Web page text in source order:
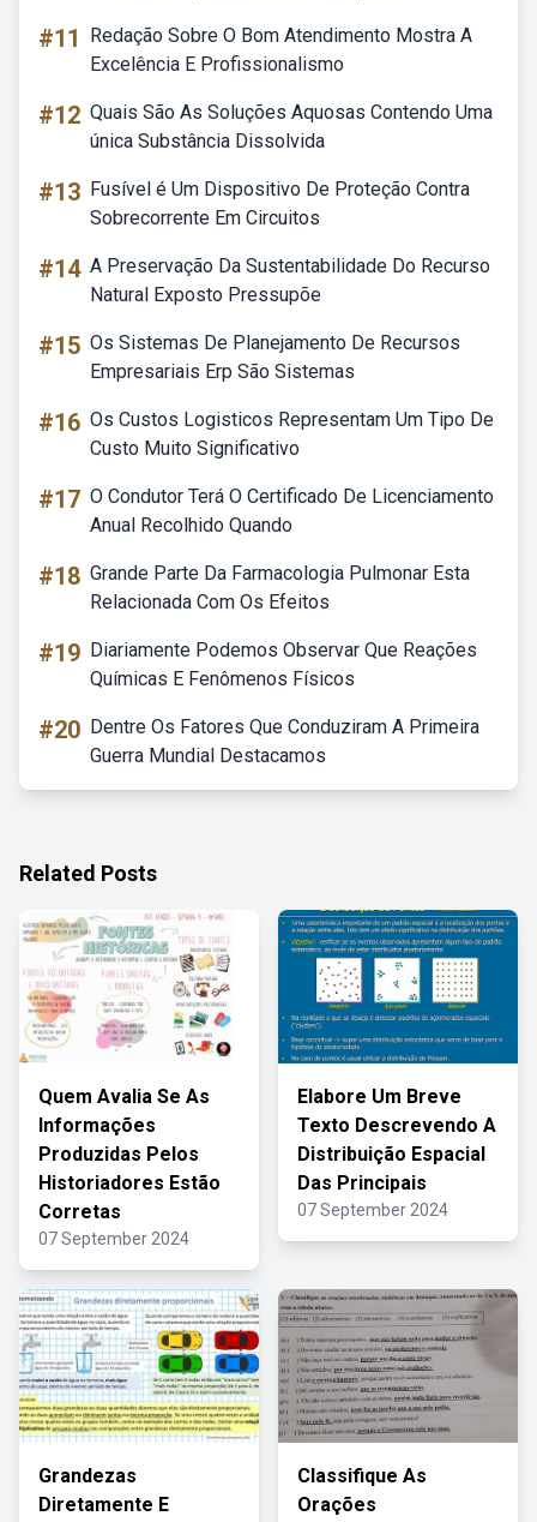
#11
Redação Sobre O Bom Atendimento Mostra A
Excelência E Profissionalismo
#12 Quais São As Soluções Aquosas Contendo Uma
única Substância Dissolvida
#13 Fusível é Um Dispositivo De Proteção Contra
Sobrecorrente Em Circuitos
#14 A Preservação Da Sustentabilidade Do Recurso
Natural Exposto Pressupõe
#15 Os Sistemas De Planejamento De Recursos
Empresariais Erp São Sistemas
#16 Os Custos Logisticos Representam Um Tipo De
Custo Muito Significativo
#17 O Condutor Terá O Certificado De Licenciamento
Anual Recolhido Quando
#18 Grande Parte Da Farmacologia Pulmonar Esta
Relacionada Com Os Efeitos
#19 Diariamente Podemos Observar Que Reações
Químicas E Fenômenos Físicos
#20 Dentre Os Fatores Que Conduziram A Primeira
Guerra Mundial Destacamos
Related Posts
Quem Avalia Se As
Informações
Produzidas Pelos
Historiadores Estão
Corretas
07 September 2024
Elabore Um Breve
Texto Descrevendo A
Distribuição Espacial
Das Principais
07 September 2024
Grandezas
Diretamente E
Classifique As
Orações